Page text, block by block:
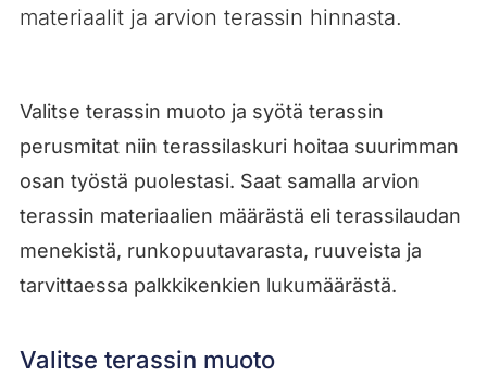
materiaalit ja arvion terassin hinnasta.
Valitse terassin muoto ja syötä terassin
perusmitat niin terassilaskuri hoitaa suurimman
osan työstä puolestasi. Saat samalla arvion
terassin materiaalien määrästä eli terassilaudan
menekistä, runkopuutavarasta, ruuveista ja
tarvittaessa palkkikenkien lukumäärästä.
Valitse terassin muoto